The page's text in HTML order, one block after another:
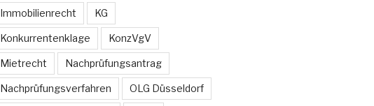
Immobilienrecht KG
Konkurrentenklage KonzVgV
Mietrecht Nachprüfungsantrag
Nachprüfungsverfahren OLG Düsseldorf